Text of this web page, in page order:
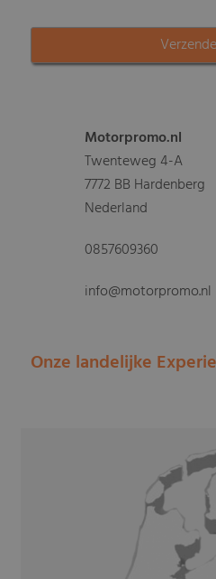
Motorpromo.nl
Twenteweg 4-A
7772 BB Hardenberg
Nederland
0857609360
info@motorpromo.nl
Onze landelijke